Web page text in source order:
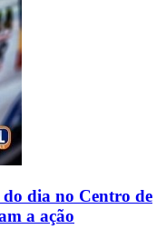
dia no Centro de
a ação